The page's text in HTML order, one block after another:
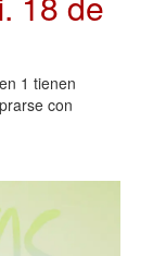
1 tienen
con